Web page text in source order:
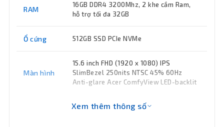
RAM
16GB DDR4 3200Mhz, 2 khe cắm Ram,
hỗ trợ tối đa 32GB
Ổ cứng 512GB SSD PCIe NVMe
Màn hình
15.6 inch FHD (1920 x 1080) IPS
SlimBezel 250nits NTSC 45% 60Hz
Anti-glare Acer ComfyView LED-backlit
AMD Radeon Graphics
Xem thêm thông số